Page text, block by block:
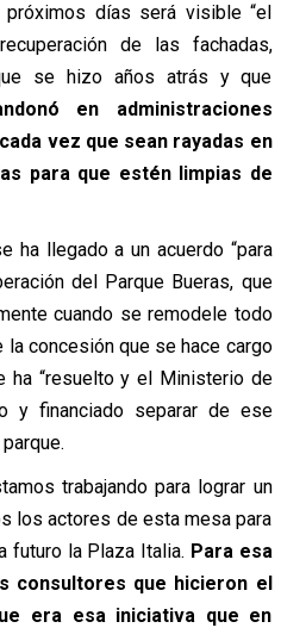
días será visible “el
de las fachadas,
se hizo años atrás y que
en administraciones
vez que sean rayadas en
para que estén limpias de
ha llegado a un acuerdo “para
del Parque Bueras, que
cuando se remodele todo
concesión que se hace cargo
ha “resuelto y el Ministerio de
y financiado separar de ese
trabajando para lograr un
los actores de esta mesa para
futuro la Plaza Italia. Para esa
consultores que hicieron el
era esa iniciativa que en